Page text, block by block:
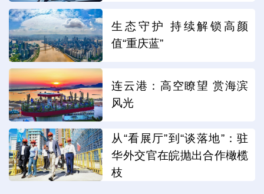
生态守护 持续解锁高颜
值“重庆蓝”
连云港：高空瞭望 赏海滨
风光
从“看展厅”到“谈落地”：驻
华外交官在皖抛出合作橄榄
枝